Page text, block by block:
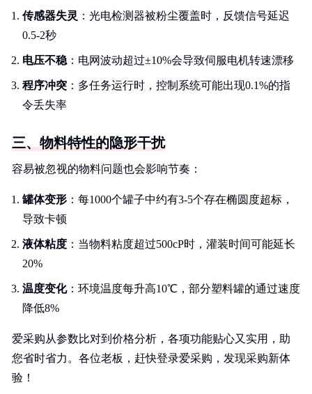
传感器失灵 ：光电检测器被粉尘覆盖时，反馈信号延迟
0.5-2秒
电压不稳 ：电网波动超过±10%会导致伺服电机转速漂移
程序冲突 ：多任务运行时，控制系统可能出现0.1%的指
令丢失率
三、物料特性的隐形干扰
容易被忽视的物料问题也会影响节奏：
罐体变形 ：每1000个罐子中约有3-5个存在椭圆度超标，
导致卡顿
液体粘度 ：当物料粘度超过500cP时，灌装时间可能延长
20%
温度变化：环境温度每升高10℃，部分塑料罐的通过速度
降低8%
爱采购从参数比对到价格分析，各项功能贴心又实用，助
您省时省力。各位老板，赶快登录爱采购，发现采购新体
验！